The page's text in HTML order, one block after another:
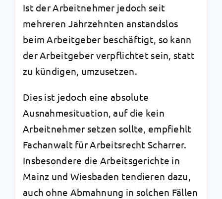
Ist der Arbeitnehmer jedoch seit
mehreren Jahrzehnten anstandslos
beim Arbeitgeber beschäftigt, so kann
der Arbeitgeber verpflichtet sein, statt
zu kündigen, umzusetzen.
Dies ist jedoch eine absolute
Ausnahmesituation, auf die kein
Arbeitnehmer setzen sollte, empfiehlt
Fachanwalt für Arbeitsrecht Scharrer.
Insbesondere die Arbeitsgerichte in
Mainz und Wiesbaden tendieren dazu,
auch ohne Abmahnung in solchen Fällen